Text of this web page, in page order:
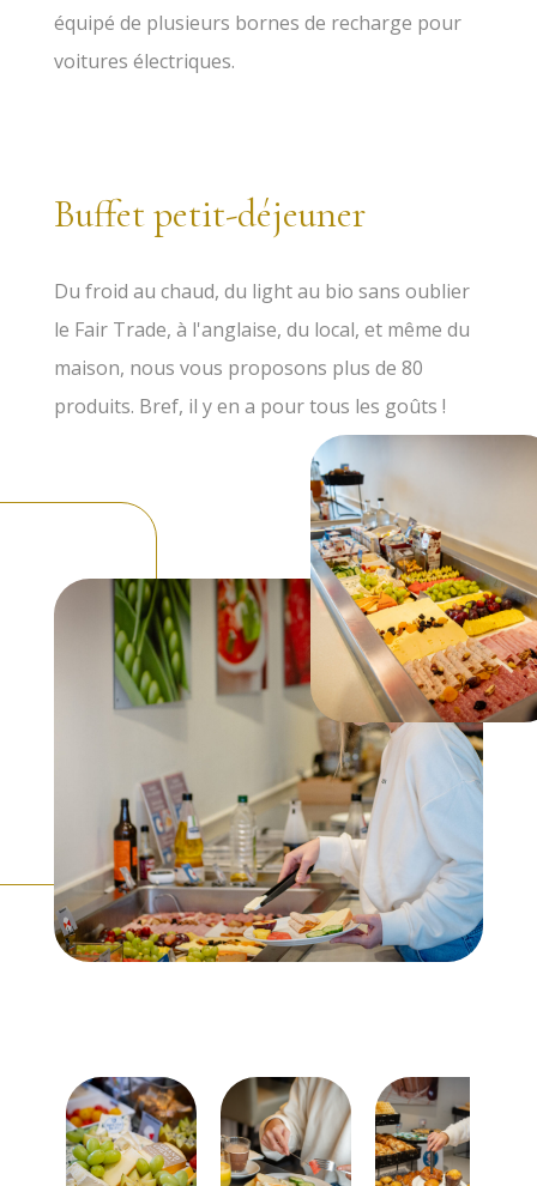
équipé de plusieurs bornes de recharge pour
voitures électriques.
Buffet petit-déjeuner
Du froid au chaud, du light au bio sans oublier
le Fair Trade, à l'anglaise, du local, et même du
maison, nous vous proposons plus de 80
produits. Bref, il y en a pour tous les goûts !